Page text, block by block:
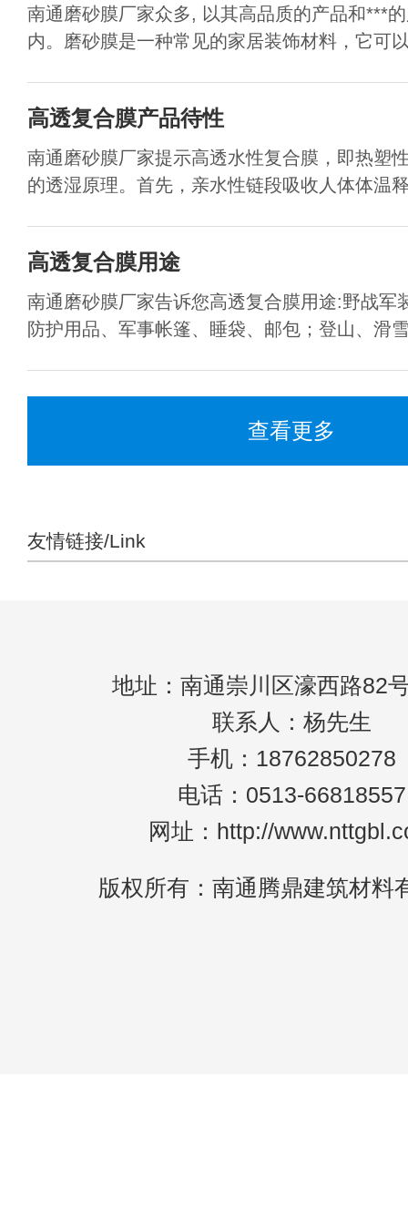
南通磨砂膜厂家众多, 以其高品质的产品和***
内。磨砂膜是一种常见的家居装饰材料，它可
高透复合膜产品待性
南通磨砂膜厂家提示高透水性复合膜，即热塑
的透湿原理。首先，亲水性链段吸收人体体温
高透复合膜用途
南通磨砂膜厂家告诉您高透复合膜用途:野战军
防护用品、军事帐篷、睡袋、邮包；登山、滑
查看更多
友情链接/Link
地址：南通崇川区濠西路82
联系人：杨先生
手机：18762850278
电话：0513-66818557
网址：http://
版权所有：南通腾鼎建筑材料